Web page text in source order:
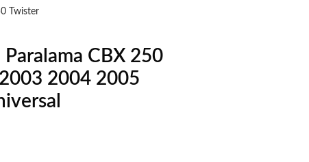
Twister
CBX 250
2004 2005